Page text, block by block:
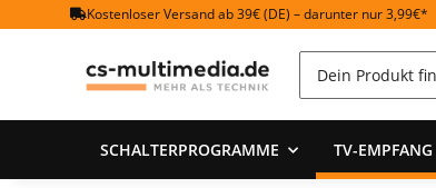
Kostenloser Versand ab 39€ (DE) – darunter nur 3,99€*
SCHALTERPROGRAMME TV-EMPFANG